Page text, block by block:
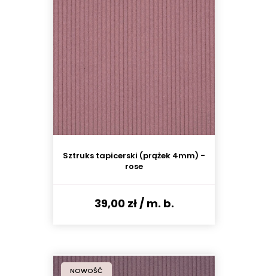
Sztruks tapicerski (prążek 4mm) -
rose
39,00 zł/ m. b.
NOWOŚĆ